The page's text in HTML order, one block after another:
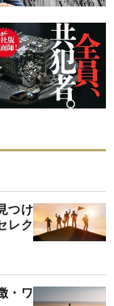
つけ
レク
・ワ